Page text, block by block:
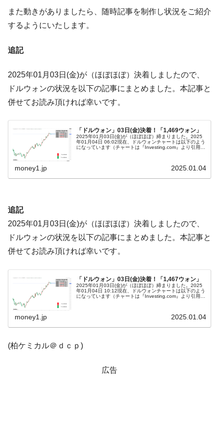
『Money1』
韓国鉄鋼最大手『POSCO』ズブズブ沈む。
営業利益80.2％も減少
『Money1』
にぶん殴る法案」提出！⇒ クーパン問題は合衆国企業に対
韓国ボンクラ政策室長･金容範、株価暴落に
他人事のような発言。
業績「史上最高益」当期純利益は前年同期比13.4倍に。
『Money1』
韓国･加徳島新国際空港「またも暗礁」の危
機 ⇒ 10.7兆では損が出るからできない。
『Money1』
【速報】韓国株式市場の暴落・本日07月29
日(水)もサイドカー・サーキットブレイカーの二段コンボ
半分未満しか雇用を生まない
『Money1』
韓国「株式市場が賭博場のように変質した
のは政界の責任だ」
『Money1』
韓国「2026年1Q 資金循環統計」面白い結果
『Money1』
韓国化学企業最大手『ロッテケミカル』純
借入金が約8兆。信用格付け「ネガティブ」にダウン
『Money1』
韓国株式市場･暗黒の火曜日。サーキットブ
レイカーも発動！ 半導体2銘柄の暴落
塊！
また動きがありましたら、随時記事を制作し状況をご紹介
するようにいたします。
追記
2025年01月03日(金)が（ほぼほぼ）決着しましたので、
ドルウォンの状況を以下の記事にまとめました。本記事と
併せてお読み頂ければ幸いです。
「ドルウォン」03日(金)決着！「1,469ウォン」
2025年01月03日(金)が（ほぼほぼ）締まりました。2025
年01月04日 06:02現在、ドルウォンチャートは以下のよう
になっています（チャートは『Investing.com』より引用：
money1.jp 2025.01.04
追記
2025年01月03日(金)が（ほぼほぼ）決着しましたので、
ドルウォンの状況を以下の記事にまとめました。本記事と
併せてお読み頂ければ幸いです。
「ドルウォン」03日(金)決着！「1,467ウォン」
2025年01月03日(金)が（ほぼほぼ）締まりました。2025
年01月04日 10:12現在、ドルウォンチャートは以下のよう
になっています（チャートは『Investing.com』より引用：
money1.jp 2025.01.04
(柏ケミカル＠ｄｃｐ)
広告